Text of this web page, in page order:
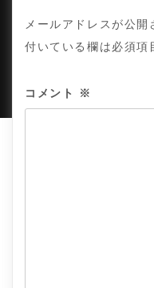
メールアドレスが公開
付いている欄は必須項
コメント ※
PROUDLY POWERED